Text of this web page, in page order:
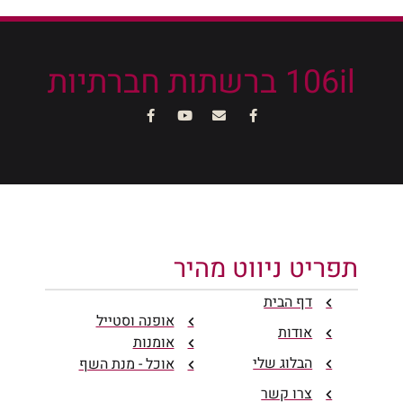
106il ברשתות חברתיות
תפריט ניווט מהיר
דף הבית
אודות
הבלוג שלי
צרו קשר
אופנה וסטייל
אומנות
אוכל - מנת השף